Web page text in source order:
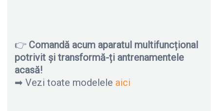
👉 Comandă acum aparatul multifuncțional
potrivit și transformă-ți antrenamentele
acasă!
➡ Vezi toate modelele aici